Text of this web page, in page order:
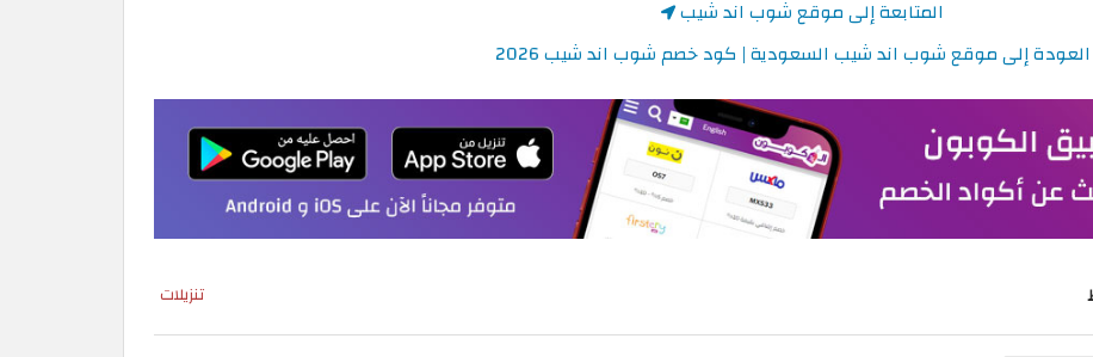
المتابعة إلى موقع شوب اند شيب
العودة إلى موقع شوب اند شيب السعودية | كود خصم شوب اند شيب 2026
تنزيلات